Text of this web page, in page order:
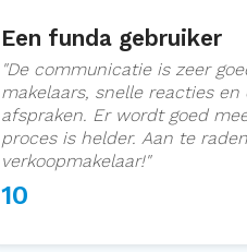
Een funda gebruiker
"De communicatie is zeer
makelaars, snelle reacties en
afspraken. Er wordt goed
proces is helder. Aan te raden
verkoopmakelaar!"
10